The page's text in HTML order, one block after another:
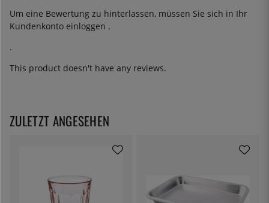
Um eine Bewertung zu hinterlassen, müssen Sie sich in Ihr
Kundenkonto einloggen .
.
This product doesn't have any reviews.
ZULETZT ANGESEHEN